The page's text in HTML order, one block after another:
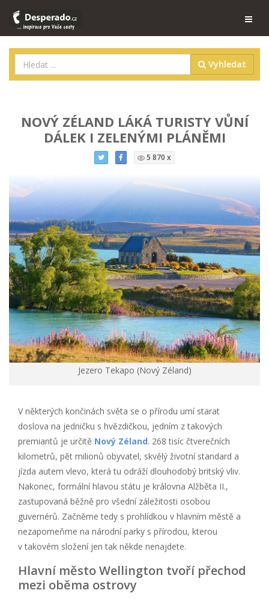
Vyhledat
NOVÝ ZÉLAND LÁKÁ TURISTY VŮNÍ
DÁLEK I ZELENÝMI PLÁNĚMI
5 870 x
Jezero Tekapo (Nový Zéland)
V některých končinách světa se o přírodu umí starat
doslova na jedničku s hvězdičkou, jedním z takových
premiantů je určitě Nový Zéland. 268 tisíc čtverečních
kilometrů, pět milionů obyvatel, skvělý životní standard a
jízda autem vlevo, která tu odráží dlouhodobý britský vliv.
Nakonec, formální hlavou státu je královna Alžběta II.,
zastupovaná běžně pro všední záležitosti osobou
guvernérů. Začněme tedy s prohlídkou v hlavním městě a
nezapomeňme na národní parky s přírodou, kterou
v takovém složení jen tak někde nenajdete.
Hlavní město Wellington tvoří přechod
mezi oběma ostrovy